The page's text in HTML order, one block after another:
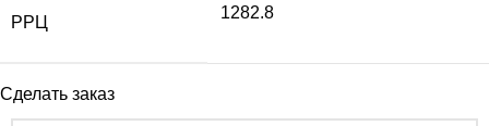
РРЦ
1282.8
Сделать заказ